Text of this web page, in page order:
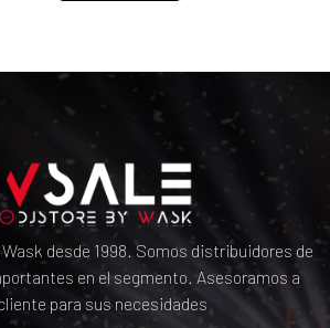
desde 1998. Somos distribuidores de
en el segmento. Asesoramos a
para sus necesidades